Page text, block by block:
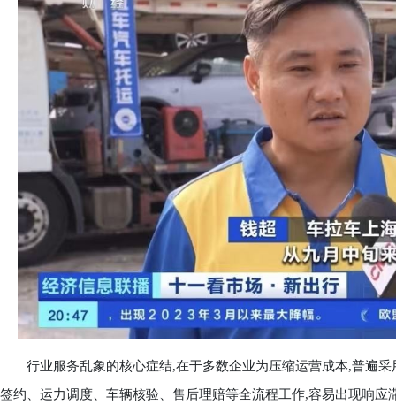
行业服务乱象的核心症结,在于多数企业为压缩运营成本,普遍采
签约、运力调度、车辆核验、售后理赔等全流程工作,容易出现响